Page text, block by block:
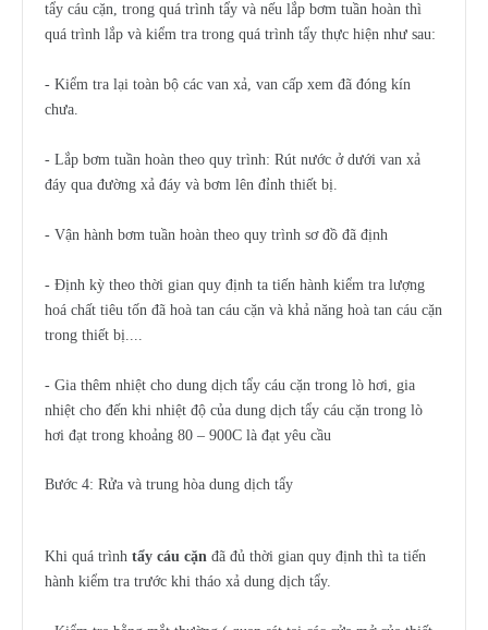
tẩy cáu cặn, trong quá trình tẩy và nếu lắp bơm tuần hoàn thì
quá trình lắp và kiểm tra trong quá trình tẩy thực hiện như sau:
- Kiểm tra lại toàn bộ các van xả, van cấp xem đã đóng kín
chưa.
- Lắp bơm tuần hoàn theo quy trình: Rút nước ở dưới van xả
đáy qua đường xả đáy và bơm lên đỉnh thiết bị.
- Vận hành bơm tuần hoàn theo quy trình sơ đồ đã định
- Định kỳ theo thời gian quy định ta tiến hành kiểm tra lượng
hoá chất tiêu tốn đã hoà tan cáu cặn và khả năng hoà tan cáu cặn
trong thiết bị....
- Gia thêm nhiệt cho dung dịch tẩy cáu cặn trong lò hơi, gia
nhiệt cho đến khi nhiệt độ của dung dịch tẩy cáu cặn trong lò
hơi đạt trong khoảng 80 – 900C là đạt yêu cầu
Bước 4: Rửa và trung hòa dung dịch tẩy
Khi quá trình tẩy cáu cặn đã đủ thời gian quy định thì ta tiến
hành kiểm tra trước khi tháo xả dung dịch tẩy.